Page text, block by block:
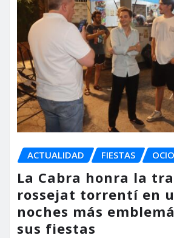
ACTUALIDAD FIESTAS OCIO
La Cabra honra la
rossejat torrentí en
noches más
sus fiestas